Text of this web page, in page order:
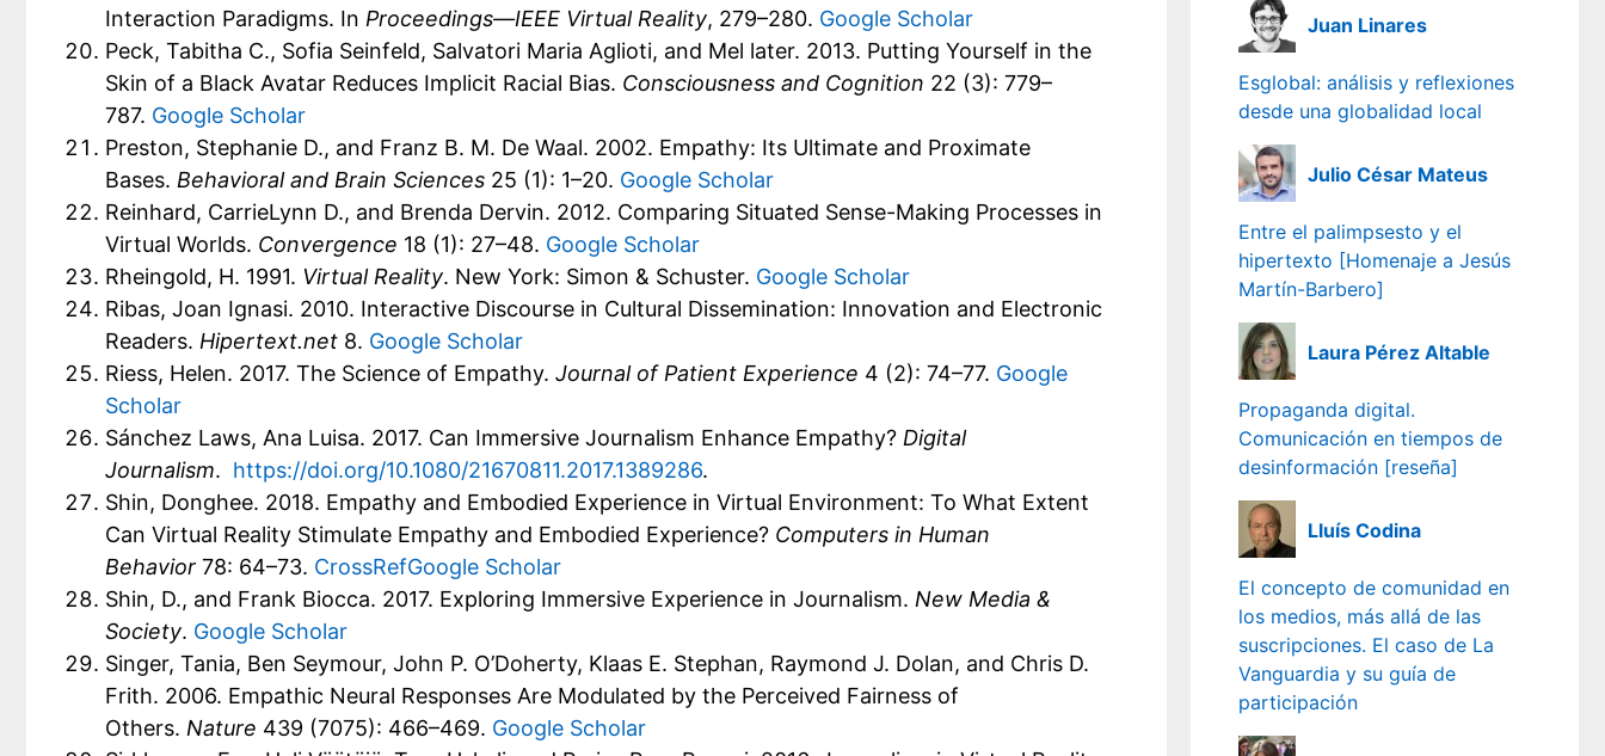
Interaction Paradigms. In Proceedings—IEEE Virtual Reality, 279–280. Google Scholar
Peck, Tabitha C., Sofia Seinfeld, Salvatori Maria Aglioti, and Mel later. 2013. Putting Yourself in the
Skin of a Black Avatar Reduces Implicit Racial Bias. Consciousness and Cognition 22 (3): 779–
787. Google Scholar
Preston, Stephanie D., and Franz B. M. De Waal. 2002. Empathy: Its Ultimate and Proximate
Bases. Behavioral and Brain Sciences 25 (1): 1–20. Google Scholar
Reinhard, CarrieLynn D., and Brenda Dervin. 2012. Comparing Situated Sense-Making Processes in
Virtual Worlds. Convergence 18 (1): 27–48. Google Scholar
Rheingold, H. 1991. Virtual Reality. New York: Simon & Schuster. Google Scholar
Ribas, Joan Ignasi. 2010. Interactive Discourse in Cultural Dissemination: Innovation and Electronic
Readers. Hipertext.net 8. Google Scholar
Riess, Helen. 2017. The Science of Empathy. Journal of Patient Experience 4 (2): 74–77. Google
Scholar
Sánchez Laws, Ana Luisa. 2017. Can Immersive Journalism Enhance Empathy? Digital
Journalism. https://doi.org/10.1080/21670811.2017.1389286.
Shin, Donghee. 2018. Empathy and Embodied Experience in Virtual Environment: To What Extent
Can Virtual Reality Stimulate Empathy and Embodied Experience? Computers in Human
Behavior 78: 64–73. CrossRefGoogle Scholar
Shin, D., and Frank Biocca. 2017. Exploring Immersive Experience in Journalism. New Media &
Society. Google Scholar
Singer, Tania, Ben Seymour, John P. O’Doherty, Klaas E. Stephan, Raymond J. Dolan, and Chris D.
Frith. 2006. Empathic Neural Responses Are Modulated by the Perceived Fairness of
Others. Nature 439 (7075): 466–469. Google Scholar
Juan Linares
Esglobal: análisis y reflexiones
desde una globalidad local
Julio César Mateus
Entre el palimpsesto y el
hipertexto [Homenaje a Jesús
Martín-Barbero]
Laura Pérez Altable
Propaganda digital.
Comunicación en tiempos de
desinformación [reseña]
Lluís Codina
El concepto de comunidad en
los medios, más allá de las
suscripciones. El caso de La
Vanguardia y su guía de
participación